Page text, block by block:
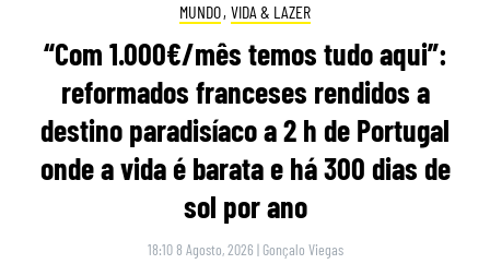
MUNDO, VIDA & LAZER
“Com 1.000€/mês temos tudo aqui”:
reformados franceses rendidos a
destino paradisíaco a 2 h de Portugal
onde a vida é barata e há 300 dias de
sol por ano
18:10 8 Agosto, 2026 | Gonçalo Viegas